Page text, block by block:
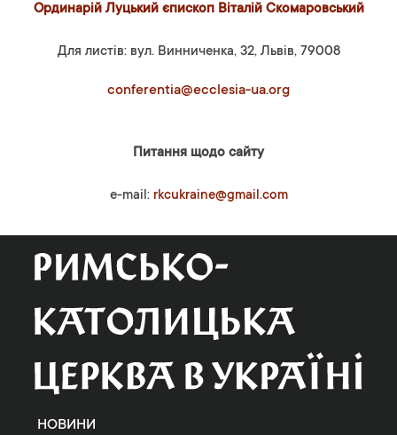
Ординарій Луцький єпископ Віталій Скомаровський
Для листів: вул. Винниченка, 32, Львів, 79008
conferentia@ecclesia-ua.org
Питання щодо сайту
e-mail: rkcukraine@gmail.com
НОВИНИ